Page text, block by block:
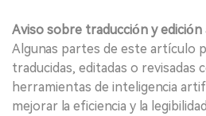
Aviso sobre traducción y edición
Algunas partes de este artículo
traducidas, editadas o revisadas
herramientas de inteligencia
mejorar la eficiencia y la